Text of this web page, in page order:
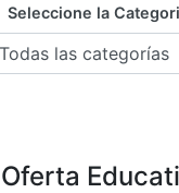
Seleccione la
Oferta